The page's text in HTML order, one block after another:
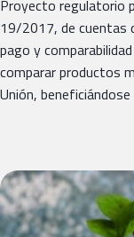
Proyecto regulatorio
19/2017, de cuentas
pago y
comparar productos
Unión,